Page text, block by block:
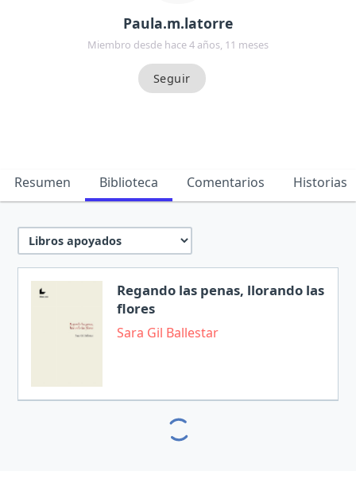
Paula.m.latorre
Miembro desde hace 4 años, 11 meses
Resumen Biblioteca Comentarios Historias
Regando las penas, llorando las
flores
Sara Gil Ballestar